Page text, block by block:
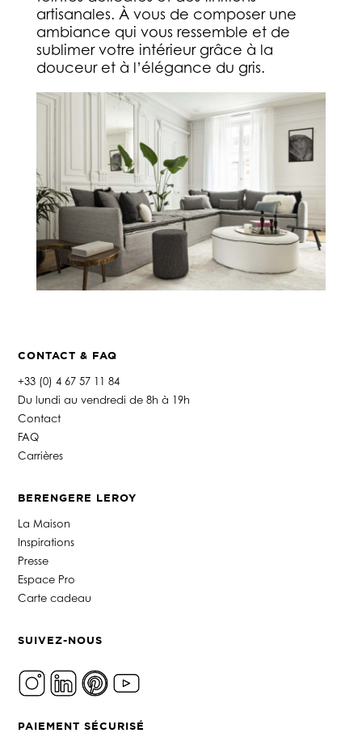
artisanales. À vous de composer une
ambiance qui vous ressemble et de
sublimer votre intérieur grâce à la
douceur et à l’élégance du gris.
CONTACT & FAQ
+33 (0) 4 67 57 11 84
Du lundi au vendredi de 8h à 19h
Contact
FAQ
Carrières
BERENGERE LEROY
La Maison
Inspirations
Presse
Espace Pro
Carte cadeau
SUIVEZ-NOUS
PAIEMENT SÉCURISÉ